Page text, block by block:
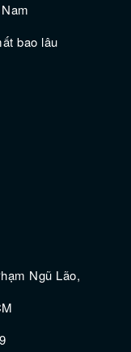
bao lâu
Ngũ Lão,